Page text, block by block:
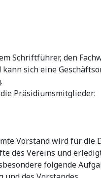
Schriftführer, den
sich eine
Präsidiumsmitglieder:
Vorstand wird für die
des Vereins und
folgende